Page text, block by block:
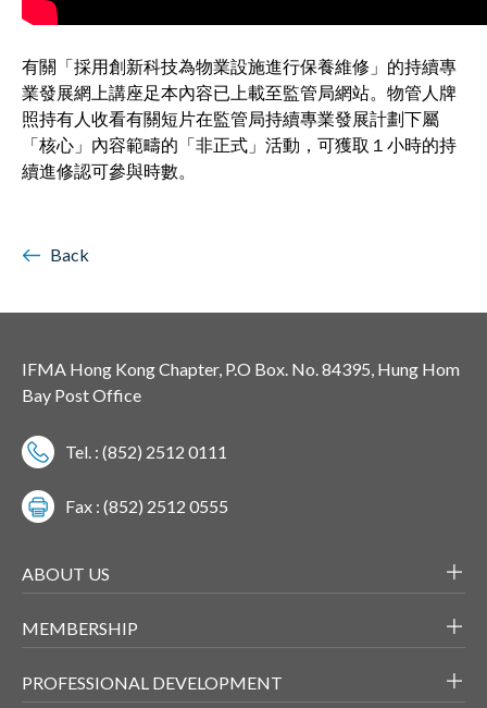
有關「採用創新科技為物業設施進行保養維修」的持續專
業發展網上講座足本內容已上載至監管局網站。物管人牌
照持有人收看有關短片在監管局持續專業發展計劃下屬
「核心」內容範疇的「非正式」活動，可獲取１小時的持
續進修認可參與時數。
Back
IFMA Hong Kong Chapter, P.O Box. No. 84395, Hung Hom
Bay Post Office
Tel. : (852) 2512 0111
Fax : (852) 2512 0555
ABOUT US
MEMBERSHIP
PROFESSIONAL DEVELOPMENT